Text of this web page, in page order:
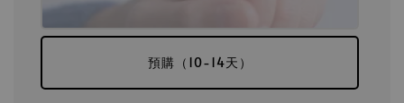
預購（10-14天）